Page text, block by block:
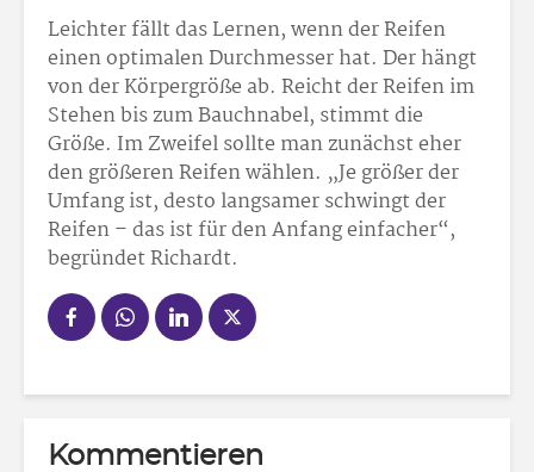
Leichter fällt das Lernen, wenn der Reifen
einen optimalen Durchmesser hat. Der hängt
von der Körpergröße ab. Reicht der Reifen im
Stehen bis zum Bauchnabel, stimmt die
Größe. Im Zweifel sollte man zunächst eher
den größeren Reifen wählen. „Je größer der
Umfang ist, desto langsamer schwingt der
Reifen – das ist für den Anfang einfacher“,
begründet Richardt.
Kommentieren